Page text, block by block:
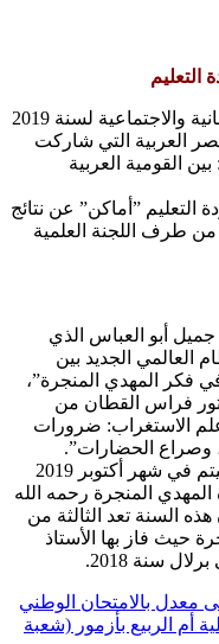
التعليم
عادت جائزة المهدي المنجرة لعلوم الإنسانية والاجتماعية لسنة 2019
العربية التي شاركت
القومية العربية
التعليم ”أماكن” عن نتائج
من طرف اللجنة العلمية
جميل أبو العباس الذي
العالمي الجديد بين
في فكر المهدي المنجرة”،
فراس القطان من
الاستغراب: ضرورات
وصراع الحضارات”.
وأشار البلاغ أن تسليم الجائزة للفائزة سيتم في شهر أكتوبر 2019
المهدي المنجرة رحمه الله
يوم 13 يونيو 2014، وأن هذه السنة تعد الثالثة من
حيث فاز بها الأستاذ
بالامتحان الوطني
أم الربيع بأزمور (شعبة